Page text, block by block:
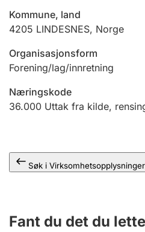
Ektepaktveileder
Kommune, land
4205 LINDESNES, Norge
Organisasjonsform
Forening/lag/innretning
Næringskode
36.000 Uttak fra kilde,
Søk i Virksomhetsopplysninger
Fant du det du